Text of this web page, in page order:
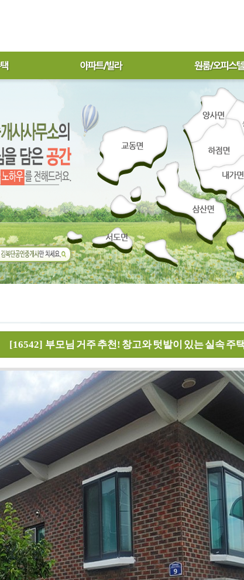
[16542] 부모님 거주 추천! 창고와 텃밭이 있는 실속 주택